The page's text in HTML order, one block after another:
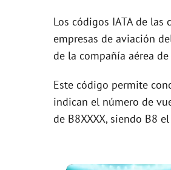
Los códigos IATA de
empresas de aviación
de la compañía aérea
Este código permite
indican el número de
de B8XXXX, siendo B8